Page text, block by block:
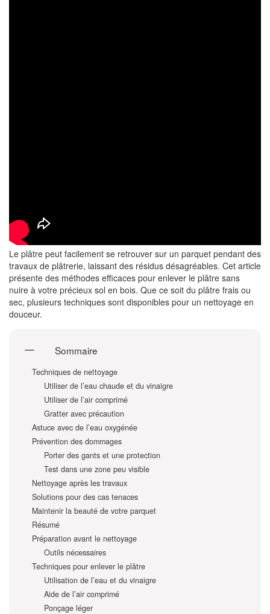
Le plâtre peut facilement se retrouver sur un parquet pendant des
travaux de plâtrerie, laissant des résidus désagréables. Cet article
présente des méthodes efficaces pour enlever le plâtre sans
nuire à votre précieux sol en bois. Que ce soit du plâtre frais ou
sec, plusieurs techniques sont disponibles pour un nettoyage en
douceur.
Sommaire
Techniques de nettoyage
Utiliser de l’eau chaude et du vinaigre
Utiliser de l’air comprimé
Gratter avec précaution
Astuce avec de l’eau oxygénée
Prévention des dommages
Porter des gants et une protection
Test dans une zone peu visible
Nettoyage après les travaux
Solutions pour des cas tenaces
Maintenir la beauté de votre parquet
Résumé
Préparation avant le nettoyage
Outils nécessaires
Techniques pour enlever le plâtre
Utilisation de l’eau et du vinaigre
Aide de l’air comprimé
Ponçage léger